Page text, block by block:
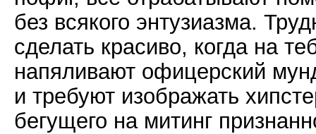
без всякого энтузиазма.
сделать красиво, когда на
напяливают офицерский
и требуют изображать
бегущего на митинг